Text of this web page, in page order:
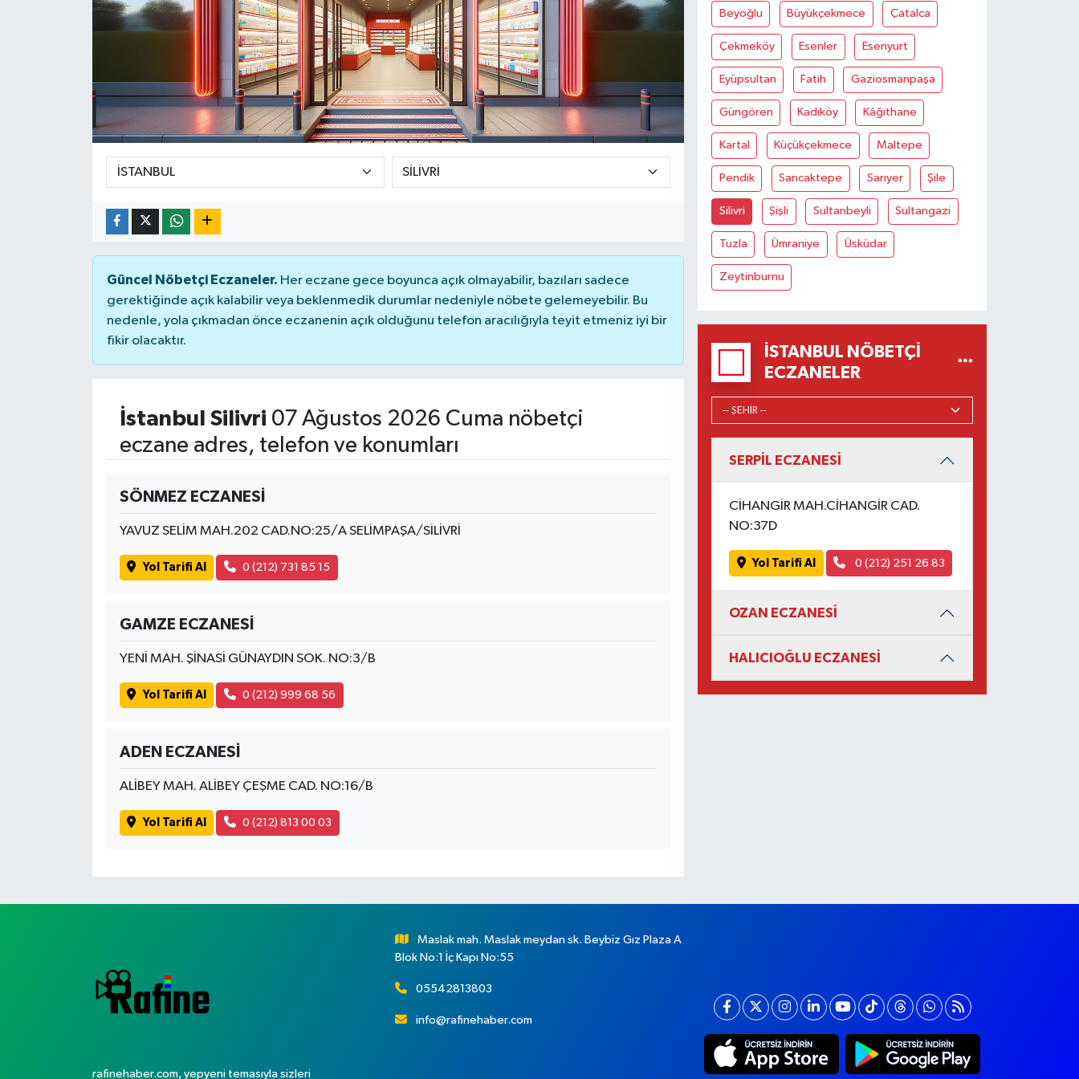
Güncel Nöbetçi Eczaneler. Her eczane gece boyunca açık olmayabilir, bazıları sadece
gerektiğinde açık kalabilir veya beklenmedik durumlar nedeniyle nöbete gelemeyebilir. Bu
nedenle, yola çıkmadan önce eczanenin açık olduğunu telefon aracılığıyla teyit etmeniz iyi bir
fikir olacaktır.
İstanbul Silivri 07 Ağustos 2026 Cuma nöbetçi
eczane adres, telefon ve konumları
SÖNMEZ ECZANESİ
YAVUZ SELİM MAH.202 CAD.NO:25/A SELİMPAŞA/SİLİVRİ
Yol Tarifi Al 0 (212) 731 85 15
GAMZE ECZANESİ
YENİ MAH. ŞİNASİ GÜNAYDIN SOK. NO:3/B
Yol Tarifi Al 0 (212) 999 68 56
ADEN ECZANESİ
ALİBEY MAH. ALİBEY ÇEŞME CAD. NO:16/B
Yol Tarifi Al 0 (212) 813 00 03
Beyoğlu Büyükçekmece Çatalca
Çekmeköy Esenler Esenyurt
Eyüpsultan Fatih Gaziosmanpaşa
Güngören Kadıköy Kâğıthane
Kartal Küçükçekmece Maltepe
Pendik Sancaktepe Sarıyer Şile
Silivri Şişli Sultanbeyli Sultangazi
Tuzla Ümraniye Üsküdar
Zeytinburnu
İSTANBUL NÖBETÇI
ECZANELER
SERPİL ECZANESİ
CİHANGİR MAH.CİHANGİR CAD.
NO:37D
Yol Tarifi Al 0 (212) 251 26 83
OZAN ECZANESİ
HALICIOĞLU ECZANESİ
rafinehaber.com, yepyeni temasıyla sizleri
Maslak mah. Maslak meydan sk. Beybiz Gız Plaza A
Blok No:1 İç Kapı No:55
05542813803
info@rafinehaber.com